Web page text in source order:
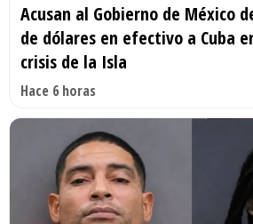
Acusan al Gobierno de México
de dólares en efectivo a Cuba
crisis de la Isla
Hace 6 horas